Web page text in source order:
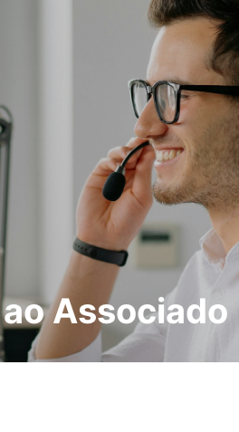
Associado